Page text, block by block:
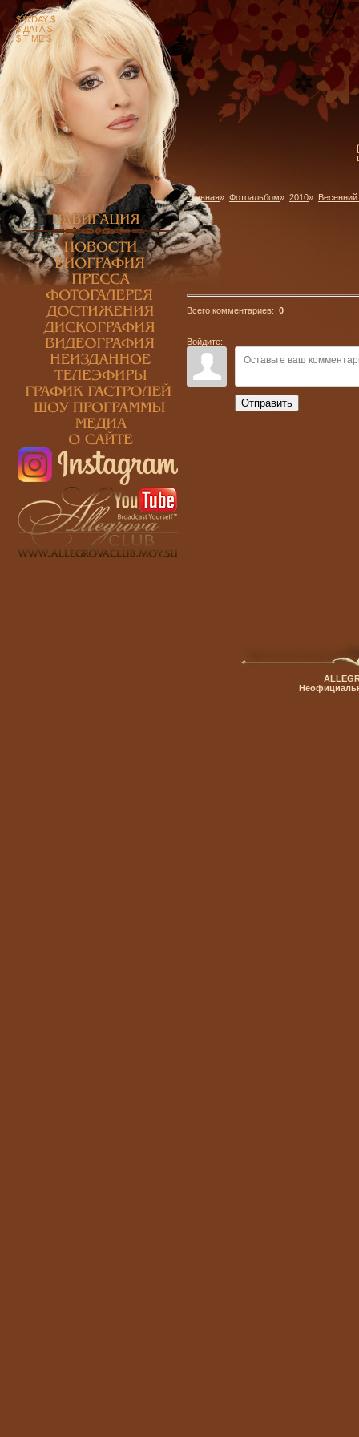
$ WDAY $
$ ДАТА $
$ TIME $
Главная» Фотоальбом» 2010»
Всего комментариев: 0
Войдите:
Отправить